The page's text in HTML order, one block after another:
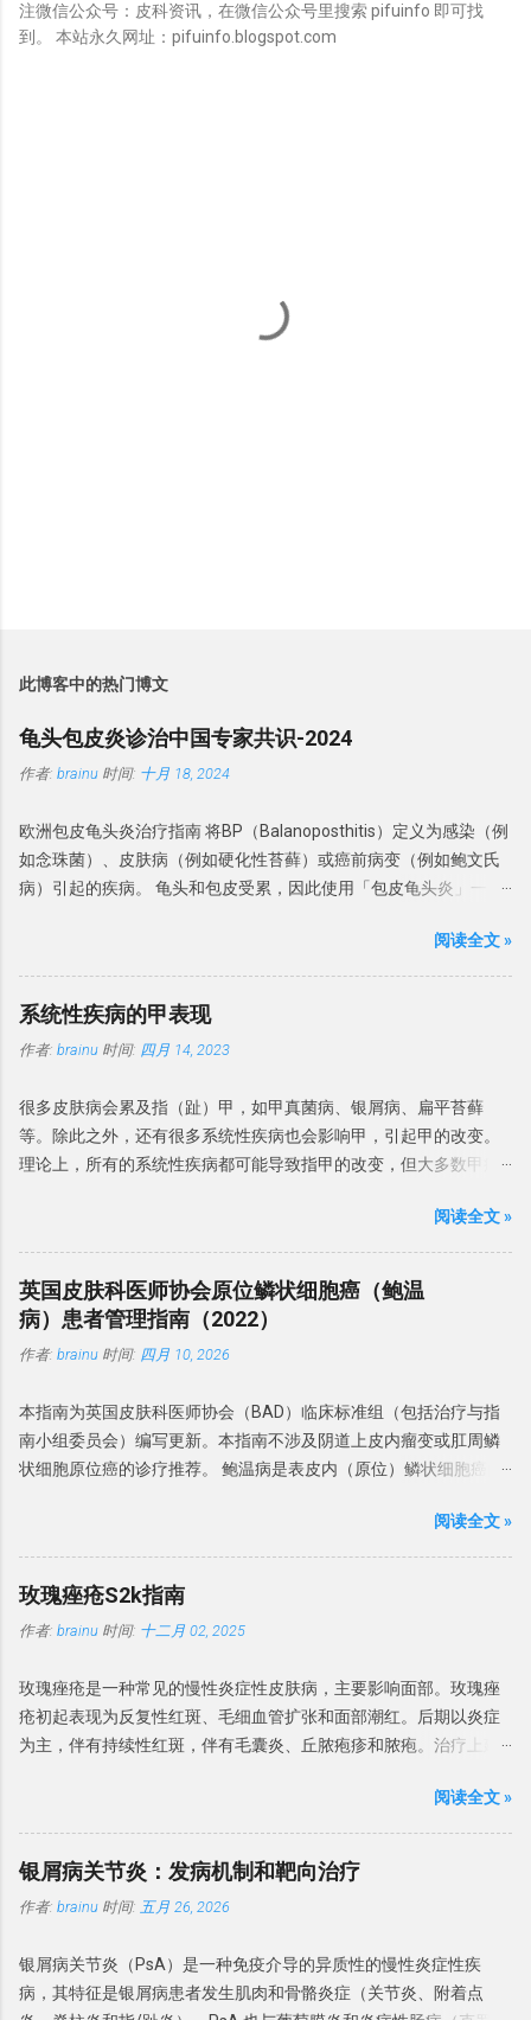
注微信公众号：皮科资讯，在微信公众号里搜索 pifuinfo 即可找
到。 本站永久网址：pifuinfo.blogspot.com
此博客中的热门博文
龟头包皮炎诊治中国专家共识-2024
作者: brainu 时间: 十月 18, 2024
欧洲包皮龟头炎治疗指南 将BP（Balanoposthitis）定义为感染（例
如念珠菌）、皮肤病（例如硬化性苔藓）或癌前病变（例如鲍文氏
病）引起的疾病。 龟头和包皮受累，因此使用「包皮龟头炎」一
浆细胞龟头炎、非特异性龟头炎和环状龟头炎。虽然感染是龟头炎
的常见原因，但相当多的BP病例还涉及非感染性炎症性疾病，为了
强调考虑非感染性原因的重要性。 建议： 中国专家建议将包皮龟头
炎为感染性和非感染性两类。感染性 BP 是由真菌和细菌等病原体引
起的，非感染性 BP 是无明显感染因素引起的BP。 微生物感染 一项
龟头炎患病率为 18%。 BP 患者中涉及了马拉色菌、金黄色葡萄球
菌、白色念珠菌和链球菌等细菌。在 BP 病例中还观察到革兰氏阳性
球菌、真菌和支原体。 37% 的 BP 患者存在生殖支原体，而沙眼衣
见的微生物有革兰氏阳性球菌（金黄色葡萄球菌、B 族链球菌、链
球菌和沃氏链球菌）和真菌（白色念珠菌和马拉色菌）。偶有生殖
支原体和厌氧菌感染。 与性行为的关系 建议：BP 虽不是性传播疾
病（STD），但可以通过性接触传播，其中念珠菌感染是主要原
因。建议患者及其性伴进行真菌检测，并且在抗真菌治疗期间避免
切术可以预防 BP。抗生素过度使用、免疫抑制剂和糖皮质激素会增
加机会性感染和 BP 风险。 建议：BP 危险因素有糖尿病、包皮过长
和免疫缺陷。常伴念珠菌感染。卫生条件差、过度清洁和使用刺激
不确定性龟头炎进行活检。活检对于排除癌前病变也至关重要。 有
查可区分 BP 与银屑病、增殖性红斑和浆细胞龟头炎，皮肤 CT 可区
分 BP 与银屑病、硬化性苔藓和其他常见的炎性龟头炎。对于临床特
检查。镜检和培养可有...
阅读全文 »
系统性疾病的甲表现
作者: brainu 时间: 四月 14, 2023
很多皮肤病会累及指（趾）甲，如甲真菌病、银屑病、扁平苔藓
等。除此之外，还有很多系统性疾病也会影响甲，引起甲的改变。
理论上，所有的系统性疾病都可能导致指甲的改变，但大多数甲病
的甚至是很重要诊断依据。 本文介绍一下系统性疾病的常见甲表
现。 形态学改变 甲的形态学改变指甲板、甲周、甲床等发生的形态
学改变。 博氏线 博氏线（Beau's lines）是甲板的横向浅沟。可累及
整个指甲的宽度或部分宽度。拇指和踇趾更为明显。 博氏线反映了
甲母质的暂时性损伤 ，角质细胞的有丝分裂活动减少。 凹陷的深度
与甲床损伤的严重程度有关 。 图片来源于dermnetnz.org 博氏线首
和脚趾甲的生长速度分别为每月 2-3 毫米和 1 毫米，博氏线发生在
病后4至11周， 因此其博氏线与甲根的距离可推算疾病发生的时
间。 博氏线有很多原因，最常见的是药物，尤其是化药物，一般出
系统疾病导致。博氏线与下列系统性疾病有关，常见原因如表1。
表 1 ： 可引起博氏线的系统性疾病 高热 病毒性疾病： 如手足口
病、 麻疹、腮腺炎等 心血管疾病：如 冠状动脉血栓形成 严重肝、
肺、内分泌疾病 营养不良 或 缺乏 高血压或缺氧 药物（抗寄生虫药
甲床分离，并且由于在甲下腔室中存在空气，通常呈现白色。 甲分
离是如果存在外源性色素，则指甲可能呈现黄色（真菌和渗出物）
至绿黑色（绿脓菌素）。 甲分离可分为原发性（特发性）和继发
的最常原因是银屑病和甲真菌病。甲分离也与多种因素有关，如甲
下的光敏性 – 甲分离通常涉及多个指甲，并且也可能存在甲下出
血。 甲状腺疾病患者的甲分离 继发于系统性疾病的甲分离 ，多与肺
管性疾病。 甲状腺炎的指甲呈波浪状向上弯曲，称为普拉默甲
（Plummer's nails），常累及无名指和小指。 甲胬肉 ...
阅读全文 »
英国皮肤科医师协会原位鳞状细胞癌（鲍温
病）患者管理指南（2022）
作者: brainu 时间: 四月 10, 2026
本指南为英国皮肤科医师协会（BAD）临床标准组（包括治疗与指
南小组委员会）编写更新。本指南不涉及阴道上皮内瘤变或肛周鳞
状细胞原位癌的诊疗推荐。 鲍温病是表皮内（原位）鳞状细胞癌的
患者，组织学上均显示表皮结构紊乱。1911年，Queyrat 报道了 3
例局限于阴茎龟头的红色病变，并名为「增殖性红斑」。其组织学
与 Bowen 和 Darier 描述的相同。 目前认为鲍温病等同于非生殖器
部位的原位鳞状细胞癌。为了减少人名命名，本文以原位鳞状细胞
癌为术语，生殖器病变增殖性红斑的治疗不在本指南中论述。 发病
率。男性和女性的发病率分别为每10万人年68例和72例，随时间呈
统计学显著增加。2005年至2015年间，由皮肤科医生治疗的原位鳞
状细胞癌患者数量翻了一番。1996-2000年期间加拿大报告的男性
在70岁年龄段，大多数研究显示女性略多。大多数研究报告原位鳞
状细胞癌主要发生在日晒部位，近期研究提示最常见的部位是头颈
部（29%-54%）。下肢在女性中比男性更常受累。英国较早的研究
显示，大多数患者（60%-85%）的原位鳞状细胞癌位于小腿，这可
性、甲下、甲周、掌跖和疣状原位鳞状细胞癌。生殖器和肛周部位
存在变异型，分别称为「阴茎上皮内瘤变」和「肛管上皮内瘤
变」，各有其专科治疗路径。 病因 原位鳞状细胞癌的病因有： 辐
阅读全文 »
玫瑰痤疮S2k指南
作者: brainu 时间: 十二月 02, 2025
玫瑰痤疮是一种常见的慢性炎症性皮肤病，主要影响面部。玫瑰痤
疮初起表现为反复性红斑、毛细血管扩张和面部潮红。后期以炎症
为主，伴有持续性红斑，伴有毛囊炎、丘脓疱疹和脓疱。治疗上建
面部红斑，也可使用局部血管收缩剂苯甲酰胺或氧美甲唑林。对于
治疗难治和严重的玫瑰痤疮，建议系统性治疗。首选药物是低剂量
多西环素，也可以推荐低剂量异维 A 酸。眼部玫瑰痤疮局部用环氯
霉素眼药水、阿奇霉素、伊维菌素或甲硝唑。 酒渣鼻是一种常见的
慢性炎症性疾病，主要影响面部（尤其是脸颊和鼻子，偶尔也会影
中年人群。 流行病学 关于玫瑰痤疮流行病学几乎没有可靠的数据。
英国研究发现患病率为 165/10万。玫瑰痤疮的患病率因研究而异。
阅读全文 »
银屑病关节炎：发病机制和靶向治疗
作者: brainu 时间: 五月 26, 2026
银屑病关节炎（PsA）是一种免疫介导的异质性的慢性炎症性疾
病，其特征是银屑病患者发生肌肉和骨骼炎症（关节炎、附着点